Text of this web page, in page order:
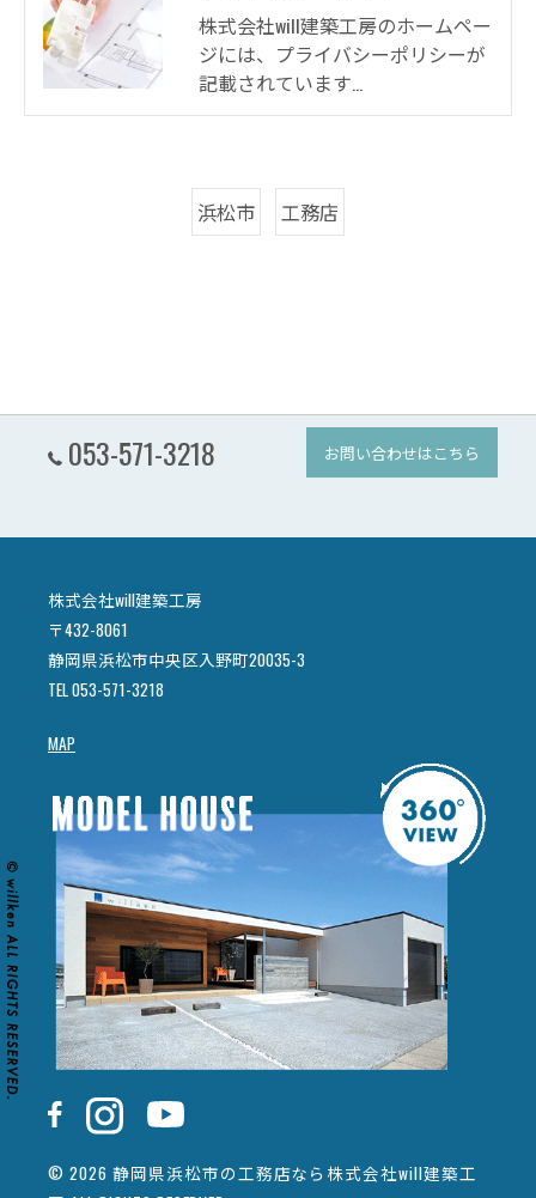
株式会社will建築工房のホームペー
ジには、プライバシーポリシーが
記載されています…
浜松市 工務店
053-571-3218 お問い合わせはこちら
株式会社will建築工房
〒432-8061
静岡県浜松市中央区入野町20035-3
TEL 053-571-3218
MAP
© 2026 静岡県浜松市の工務店なら株式会社will建築工